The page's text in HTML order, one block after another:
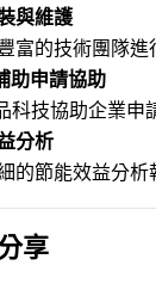
與維護
富的技術團隊
助申請協助
科技協助企業申
分析
的節能效益分析
享